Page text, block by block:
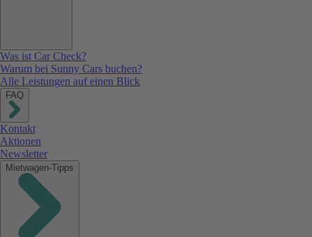
Was ist Car Check?
Warum bei Sunny Cars buchen?
Alle Leistungen auf einen Blick
FAQ
Kontakt
Aktionen
Newsletter
Mietwagen-Tipps